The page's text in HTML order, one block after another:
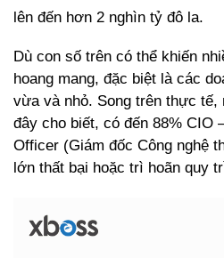
lên đến hơn 2 nghìn tỷ đô la.
Dù con số trên có thể khiến
hoang mang, đặc biệt là các
vừa và nhỏ. Song trên thực tế,
đây cho biết, có đến 88% CIO
Officer (Giám đốc Công nghệ
lớn thất bại hoặc trì hoãn quy